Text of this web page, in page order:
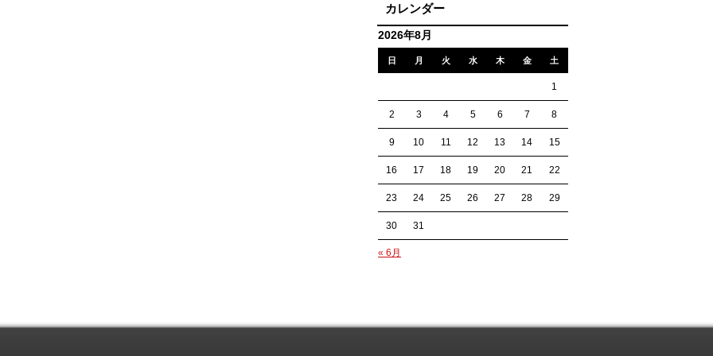
カレンダー
2026年8月
日 月 火 水 木 金 土
« 6月
1
2 3 4 5 6 7 8
9 10 11 12 13 14 15
16 17 18 19 20 21 22
23 24 25 26 27 28 29
30 31